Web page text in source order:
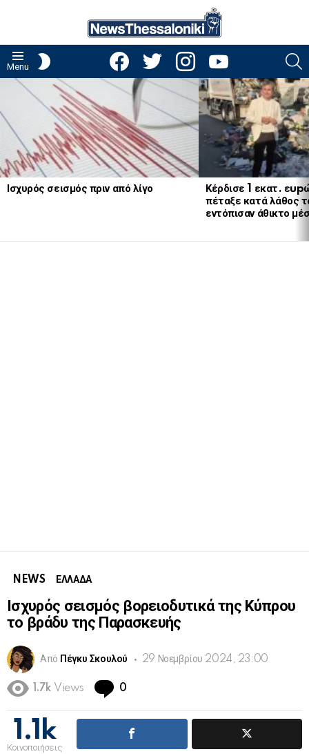
Menu
facebooktwitter instagramyoutube
LATEST
STORIES
Ισχυρός σεισμός πριν από λίγο
Κέρδισε 1 εκατ.
πέταξε κατά λάθος
εντόπισαν άθικτο
NEWS ΕΛΛΑΔΑ
Ισχυρός σεισμός βορειοδυτικά της Κύπρου
το βράδυ της Παρασκευής
Από Πέγκυ Σκουλού 29 Νοεμβρίου 2024, 23:00
1.7k Views 0
1.1k
Κοινοποιήσεις